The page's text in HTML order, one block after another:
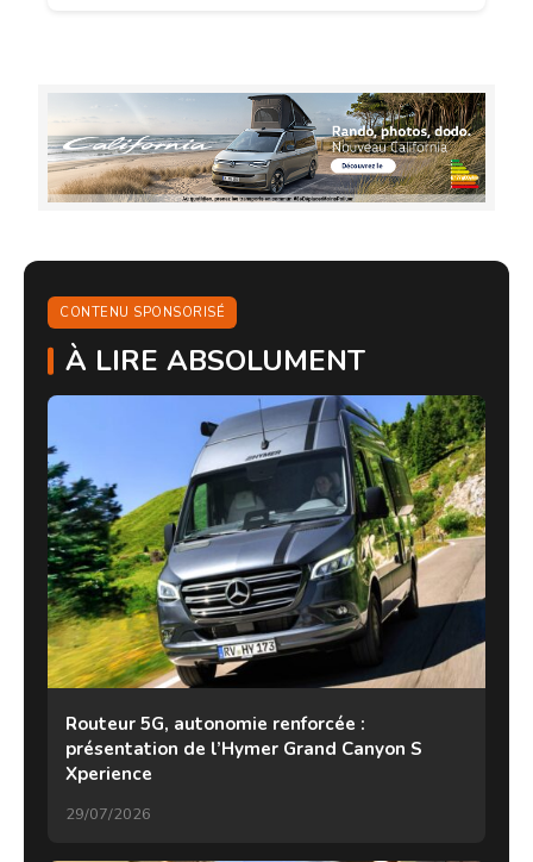
CONTENU SPONSORISÉ
À LIRE ABSOLUMENT
Routeur 5G, autonomie renforcée :
présentation de l’Hymer Grand Canyon S
Xperience
29/07/2026